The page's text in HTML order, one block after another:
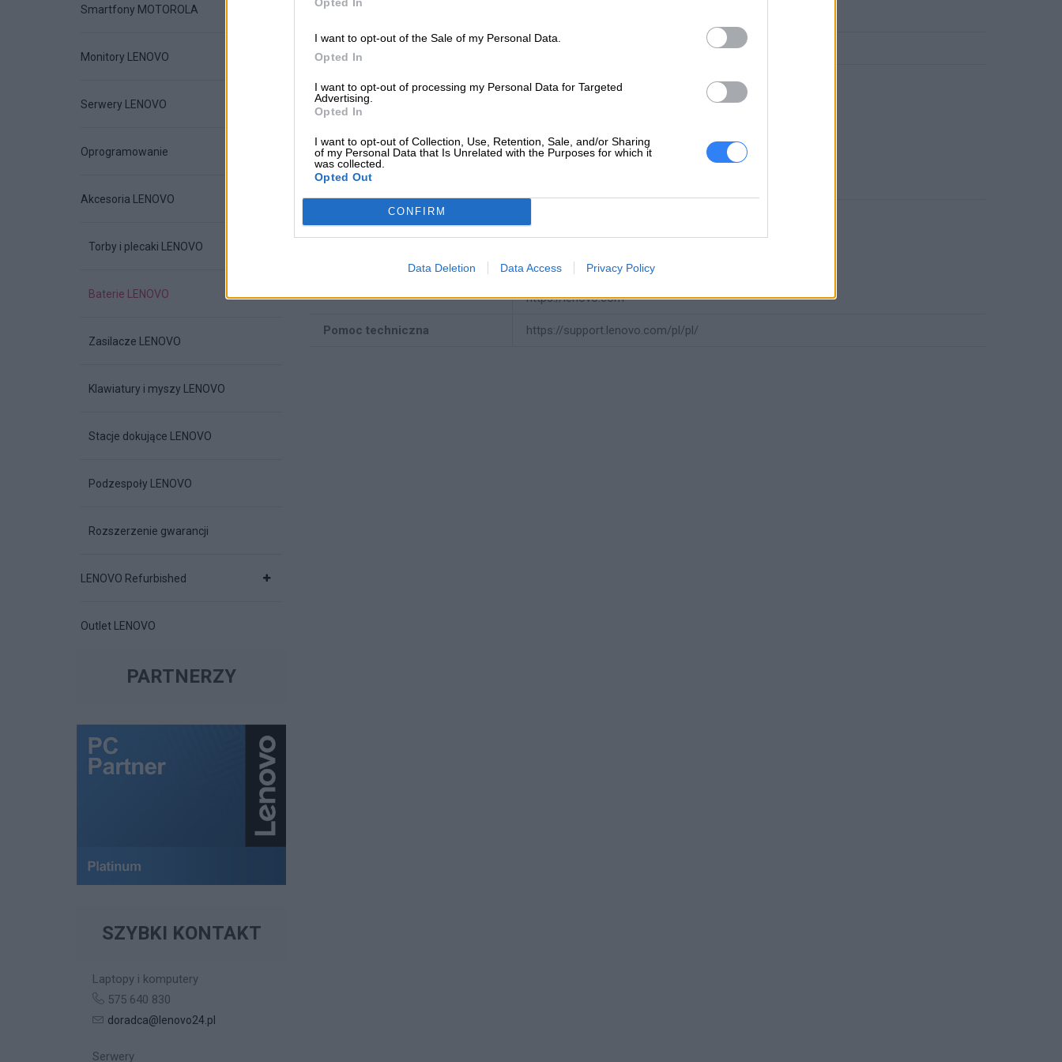
I want to opt-out of the Sale of my Personal Data.
Opted In
I want to opt-out of processing my Personal Data for Targeted
Advertising.
Opted In
I want to opt-out of Collection, Use, Retention, Sale, and/or Sharing
of my Personal Data that Is Unrelated with the Purposes for which it
was collected.
Opted Out
CONFIRM
Data Deletion Data Access Privacy Policy
Smartfony MOTOROLA
Monitory LENOVO
Serwery LENOVO
Oprogramowanie
Akcesoria LENOVO
Torby i plecaki LENOVO
Baterie LENOVO
Zasilacze LENOVO
Klawiatury i myszy LENOVO
Stacje dokujące LENOVO
Podzespoły LENOVO
Rozszerzenie gwarancji
LENOVO Refurbished
Outlet LENOVO
PARTNERZY
SZYBKI KONTAKT
Laptopy i komputery
575 640 830
doradca@lenovo24.pl
Serwery
Kod producenta
Lenovo
Telefon: +1 (855) 253-6686
ul. Gottlieba Daimlera 1
info_pl@lenovo.com
https://lenovo.com
Pomoc techniczna https://support.lenovo.com/pl/pl/